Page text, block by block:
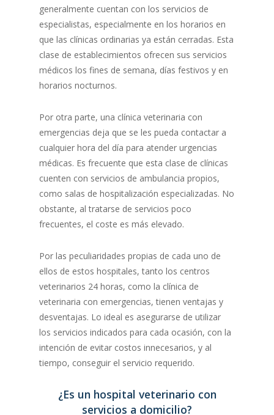
generalmente cuentan con los servicios de
especialistas, especialmente en los horarios en
que las clínicas ordinarias ya están cerradas. Esta
clase de establecimientos ofrecen sus servicios
médicos los fines de semana, días festivos y en
horarios nocturnos.
Por otra parte, una clínica veterinaria con
emergencias deja que se les pueda contactar a
cualquier hora del día para atender urgencias
médicas. Es frecuente que esta clase de clínicas
cuenten con servicios de ambulancia propios,
como salas de hospitalización especializadas. No
obstante, al tratarse de servicios poco
frecuentes, el coste es más elevado.
Por las peculiaridades propias de cada uno de
ellos de estos hospitales, tanto los centros
veterinarios 24 horas, como la clínica de
veterinaria con emergencias, tienen ventajas y
desventajas. Lo ideal es asegurarse de utilizar
los servicios indicados para cada ocasión, con la
intención de evitar costos innecesarios, y al
tiempo, conseguir el servicio requerido.
¿Es un hospital veterinario con
servicios a domicilio?